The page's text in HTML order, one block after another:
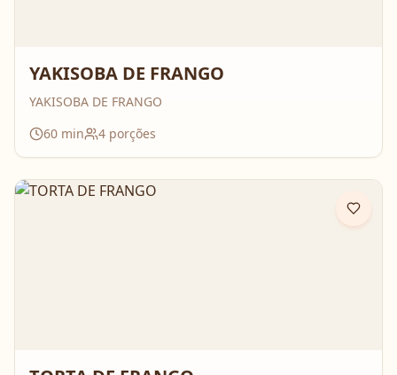
YAKISOBA DE FRANGO
YAKISOBA DE FRANGO
60 min 4 porções